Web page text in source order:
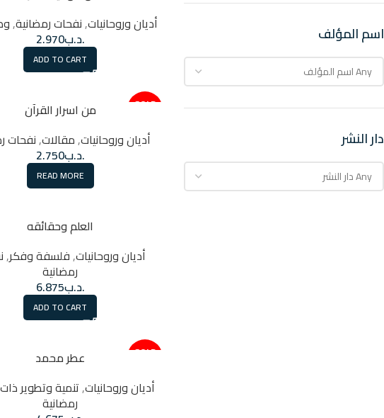
اسم المؤلف
دار النشر
أديان وروحانيات,نفحات رمضانية,
.د.ب2.970
ADD TO CART
SOLD
من اسرار القرآن
أديان وروحانيات,مقالات,نفحات
.د.ب2.750
READ MORE
العلم وحقائقه
أديان وروحانيات,فلسفة وفكر,
رمضانية
.د.ب6.875
ADD TO CART
SOLD
عطر محمد
أديان وروحانيات,تنمية وتطوير ذات
رمضانية